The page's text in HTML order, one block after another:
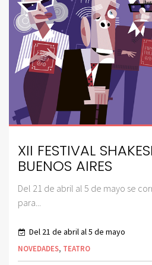
XII FESTIVAL
BUENOS AIRES
Del 21 de abril al 5 de mayo se
para...
Del 21 de abril al 5 de mayo
NOVEDADES, TEATRO